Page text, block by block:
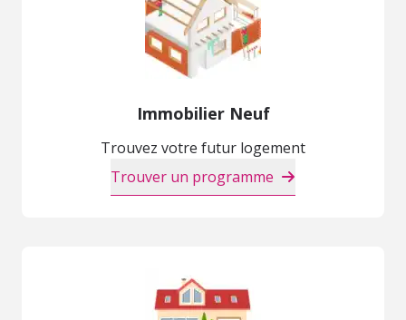
Immobilier Neuf
Trouvez votre futur logement
Trouver un programme